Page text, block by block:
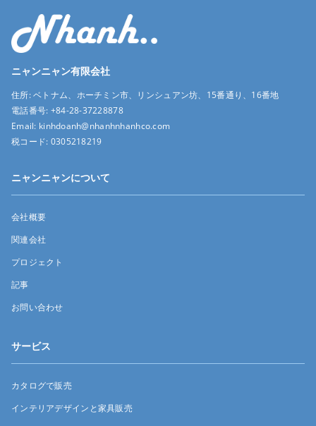
ニャンニャン有限会社
住所:ベトナム、ホーチミン市、リンシュアン坊、15番通り、16番地
電話番号: +84-28-37228878
Email: kinhdoanh@nhanhnhanhco.com
税コード: 0305218219
ニャンニャンについて
会社概要
関連会社
プロジェクト
記事
お問い合わせ
サービス
カタログで販売
インテリアデザインと家具販売